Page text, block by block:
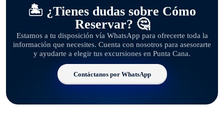
🏝️ ¿Tienes dudas sobre Cómo
Reservar? 🤔
Estamos a tu disposición vía WhatsApp para ofrecerte toda la
información que necesites. Cuenta con nosotros para asesorarte
y ayudarte a elegir tus excursiones en Punta Cana.
Contáctanos por WhatsApp